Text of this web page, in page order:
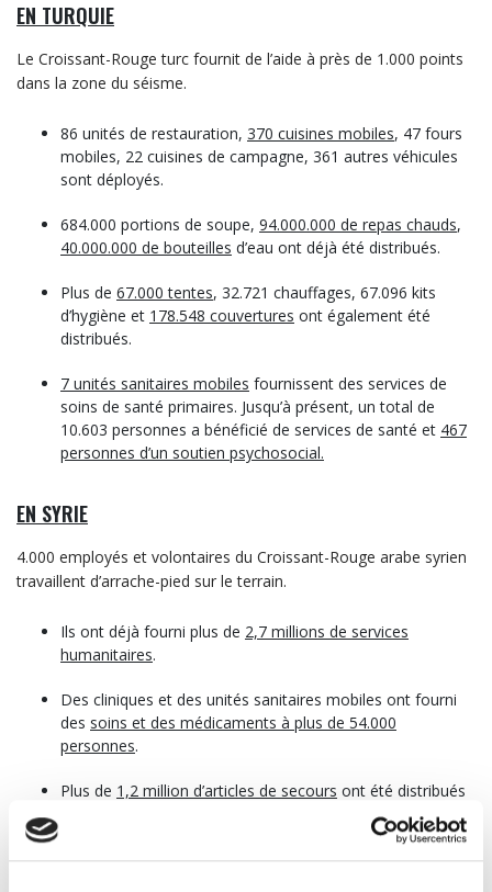
EN TURQUIE
Le Croissant-Rouge turc fournit de l’aide à près de 1.000 points
dans la zone du séisme.
86 unités de restauration, 370 cuisines mobiles, 47 fours
mobiles, 22 cuisines de campagne, 361 autres véhicules
sont déployés.
684.000 portions de soupe, 94.000.000 de repas chauds,
40.000.000 de bouteilles d’eau ont déjà été distribués.
Plus de 67.000 tentes, 32.721 chauffages, 67.096 kits
d’hygiène et 178.548 couvertures ont également été
distribués.
7 unités sanitaires mobiles fournissent des services de
soins de santé primaires. Jusqu’à présent, un total de
10.603 personnes a bénéficié de services de santé et 467
personnes d’un soutien psychosocial.
EN SYRIE
4.000 employés et volontaires du Croissant-Rouge arabe syrien
travaillent d’arrache-pied sur le terrain.
Ils ont déjà fourni plus de 2,7 millions de services
humanitaires.
Des cliniques et des unités sanitaires mobiles ont fourni
des soins et des médicaments à plus de 54.000
personnes.
Plus de 1,2 million d’articles de secours ont été distribués
en aide à plus de 1,8 million de personnes ,
notamment des abris, des couvertures, des matelas, des
vêtements d’hiver, des articles d’hygiène et des produits